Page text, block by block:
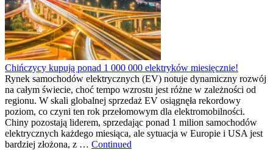
Chińczycy kupują ponad 1 000 000 elektryków miesięcznie!
Rynek samochodów elektrycznych (EV) notuje dynamiczny rozwój
na całym świecie, choć tempo wzrostu jest różne w zależności od
regionu. W skali globalnej sprzedaż EV osiągnęła rekordowy
poziom, co czyni ten rok przełomowym dla elektromobilności.
Chiny pozostają liderem, sprzedając ponad 1 milion samochodów
elektrycznych każdego miesiąca, ale sytuacja w Europie i USA jest
bardziej złożona, z … Continued